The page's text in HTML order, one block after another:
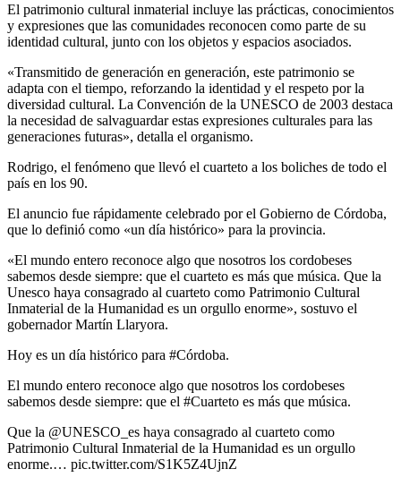
El patrimonio cultural inmaterial incluye las prácticas, conocimientos
y expresiones que las comunidades reconocen como parte de su
identidad cultural, junto con los objetos y espacios asociados.
«Transmitido de generación en generación, este patrimonio se
adapta con el tiempo, reforzando la identidad y el respeto por la
diversidad cultural. La Convención de la UNESCO de 2003 destaca
la necesidad de salvaguardar estas expresiones culturales para las
generaciones futuras», detalla el organismo.
Rodrigo, el fenómeno que llevó el cuarteto a los boliches de todo el
país en los 90.
El anuncio fue rápidamente celebrado por el Gobierno de Córdoba,
que lo definió como «un día histórico» para la provincia.
«El mundo entero reconoce algo que nosotros los cordobeses
sabemos desde siempre: que el cuarteto es más que música. Que la
Unesco haya consagrado al cuarteto como Patrimonio Cultural
Inmaterial de la Humanidad es un orgullo enorme», sostuvo el
gobernador Martín Llaryora.
Hoy es un día histórico para #Córdoba.
El mundo entero reconoce algo que nosotros los cordobeses
sabemos desde siempre: que el #Cuarteto es más que música.
Que la @UNESCO_es haya consagrado al cuarteto como
Patrimonio Cultural Inmaterial de la Humanidad es un orgullo
enorme.… pic.twitter.com/S1K5Z4UjnZ